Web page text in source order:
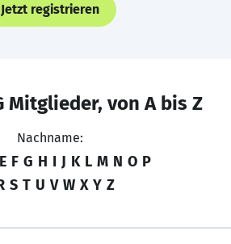
Jetzt registrieren
Mitglieder, von A bis Z
Nachname:
E F G H I J K L M N O P
S T U V W X Y Z